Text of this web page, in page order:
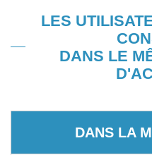
LES
DANS LE
DANS LA